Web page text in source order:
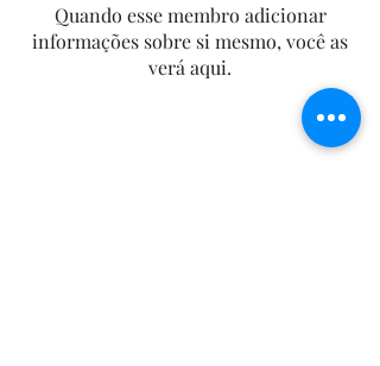
Quando esse membro adicionar
informações sobre si mesmo, você as
verá aqui.